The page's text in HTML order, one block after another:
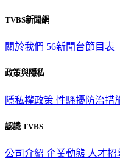
TVBS新聞網
關於我們 56新聞台節目表
政策與隱私
隱私權政策 性騷擾防治措
認識 TVBS
公司介紹 企業動態 人才招